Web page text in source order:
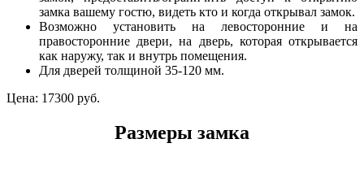
замка вашему гостю, видеть кто и когда открывал замок.
Возможно установить на левосторонние и на
правосторонние двери, на дверь, которая открывается
как наружу, так и внутрь помещения.
Для дверей толщиной 35-120 мм.
Цена: 17300 руб.
Размеры замка